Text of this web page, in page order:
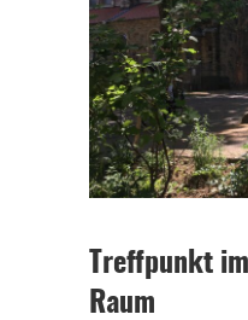
Treffpunkt
Raum